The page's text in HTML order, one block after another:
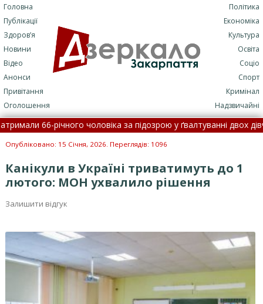
Головна
Публікації
Здоров’я
Новини
Відео
Анонси
Привітання
Оголошення
Політика
Економіка
Культура
Освіта
Соціо
Спорт
Кримінал
Надзвичайні
66-річного чоловіка за підозрою у ґвалтуванні двох дівчат •
метеорологічне попередження • У ТЦК на Закарпатті
Опубліковано: 15 Січня, 2026. Переглядів: 1096
Канікули в Україні триватимуть до 1
лютого: МОН ухвалило рішення
Залишити відгук